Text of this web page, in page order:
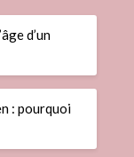
d’un
: pourquoi